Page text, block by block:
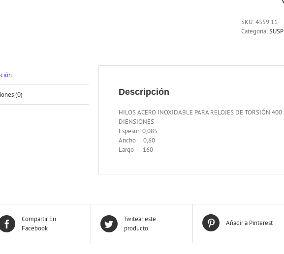
SKU:4559 11
Categoría:
(0) Descripción
HILOS ACERO INOXIDABLE PARA RELOJES DE TORSIÓN
DIENSIONES
Espesor 0,085
Ancho 0,60
Largo 160
Compartir En
Facebook
Twitear este
producto
Añadir a Pinterest